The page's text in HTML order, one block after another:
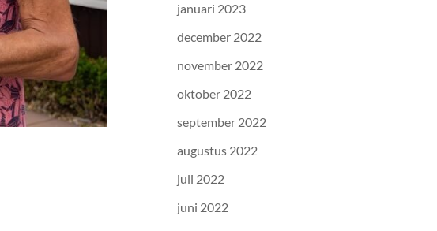
januari 2023
december 2022
november 2022
oktober 2022
september 2022
augustus 2022
juli 2022
juni 2022